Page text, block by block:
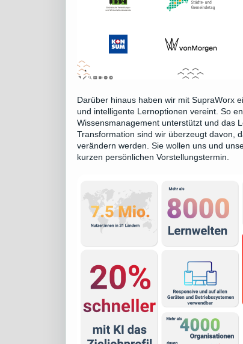
Darüber hinaus haben wir mit SupraWorx
und intelligente Lernoptionen vereint. So
Wissensmanagement unterstützt und das
Transformation sind wir überzeugt davon,
verändern werden. Sie wollen uns und
kurzen persönlichen Vorstellungstermin.